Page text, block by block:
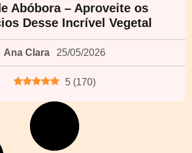
Abóbora – Aproveite os
Desse Incrível Vegetal
Ana Clara 25/05/2026
5 (170)